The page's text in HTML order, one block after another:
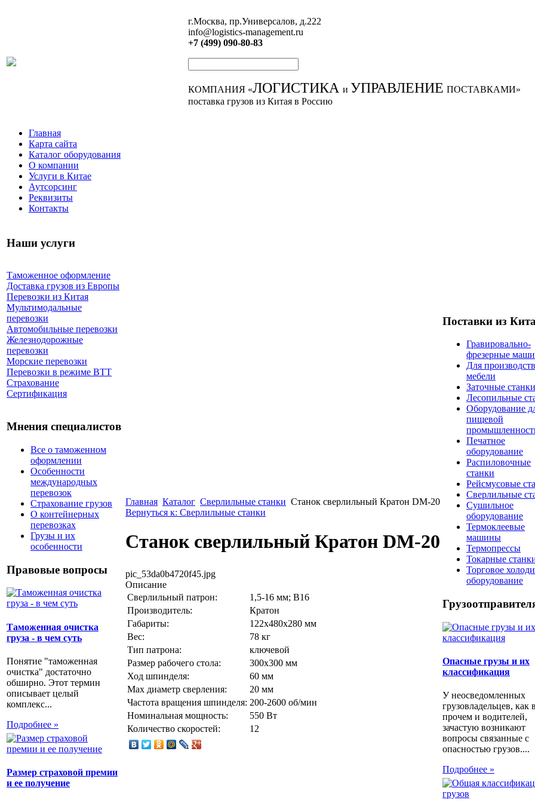
г.Москва, пр.Универсалов, д.222
info@logistics-management.ru
+7 (499) 090-80-83
КОМПАНИЯ «ЛОГИСТИКА и УПРАВЛЕНИЕ ПОСТАВКАМИ»
поставка грузов из Китая в Россию
Главная
Карта сайта
Каталог оборудования
О компании
Услуги в Китае
Аутсорсинг
Реквизиты
Контакты
Наши услуги
Таможенное оформление
Доставка грузов из Европы
Перевозки из Китая
Мультимодальные
перевозки
Автомобильные перевозки
Железнодорожные
перевозки
Морские перевозки
Перевозки в режиме ВТТ
Страхование
Сертификация
Мнения специалистов
Все о таможенном
оформлении
Особенности
международных
перевозок
Страхование грузов
О контейнерных
перевозках
Грузы и их
особенности
Правовые вопросы
Таможенная очистка
груза - в чем суть
Понятие "таможенная
очистка" достаточно
обширно. Этот термин
описывает целый
комплекс...
Подробнее »
Размер страховой премии
и ее получение
Главная Каталог Сверлильные станки Станок сверлильный Кратон DM-20
Вернуться к: Сверлильные станки
Станок сверлильный Кратон DM-20
pic_53da0b4720f45.jpg
Описание
Сверлильный патрон:
1,5-16 мм; В16
Производитель:
Кратон
Габариты:
122х480х280 мм
Вес:
78 кг
Тип патрона:
ключевой
Размер рабочего стола:
300x300 мм
Ход шпинделя:
60 мм
Max диаметр сверления:
20 мм
Частота вращения шпинделя: 200-2600 об/мин
Номинальная мощность:
550 Вт
Количество скоростей:
12
Поставки из
Гравировально-
фрезерные
Для
мебели
Заточные станки
Лесопильные
Оборудование
пищевой
Печатное
оборудование
Распиловочные
станки
Рейсмусовые
Сверлильные
Сушильное
оборудование
Термоклеевые
машины
Термопрессы
Токарные
Торговое
оборудование
Опасные грузы и их
классификация
У неосведомленных
грузовладельцев, как в
прочем и водителей,
зачастую возникают
вопросы связанные с
опасностью грузов....
Подробнее »